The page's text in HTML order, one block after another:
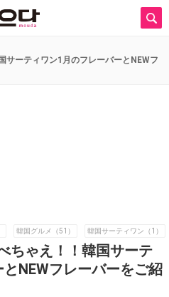
サーティワン1月のフレーバーとNEWフ
韓国グルメ（51） 韓国サーティワン（1）
ちゃえ！！韓国サーテ
NEWフレーバーをご紹